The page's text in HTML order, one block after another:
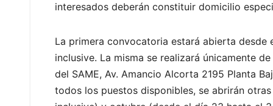
interesados deberán constituir domicilio
La primera convocatoria estará abierta desde
inclusive. La misma se realizará únicamente
del SAME, Av. Amancio Alcorta 2195 Planta
todos los puestos disponibles, se abrirán